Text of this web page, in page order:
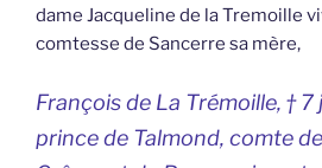
dame Jacqueline de la Tremoille
comtesse de Sancerre sa mère,
François de La Trémoille, † 7
prince de Talmond, comte